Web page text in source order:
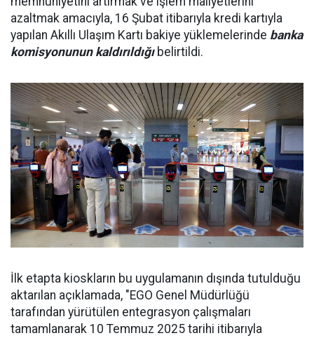
azaltmak amacıyla, 16 Şubat itibarıyla kredi kartıyla
yapılan Akıllı Ulaşım Kartı bakiye yüklemelerinde banka
komisyonunun kaldırıldığıbelirtildi.
İlk etapta kioskların bu uygulamanın dışında tutulduğu
aktarılan açıklamada, "EGO Genel Müdürlüğü
tarafından yürütülen entegrasyon çalışmaları
tamamlanarak 10 Temmuz 2025 tarihi itibarıyla